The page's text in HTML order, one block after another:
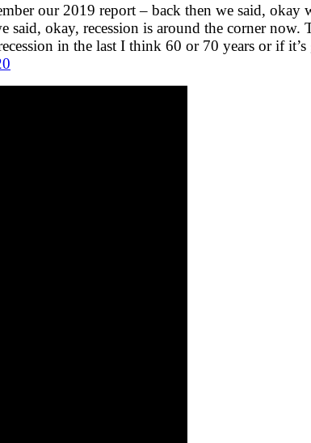
our 2019 report – back then we said,
okay, recession is around the corner now.
in the last I think 60 or 70 years or if it’s